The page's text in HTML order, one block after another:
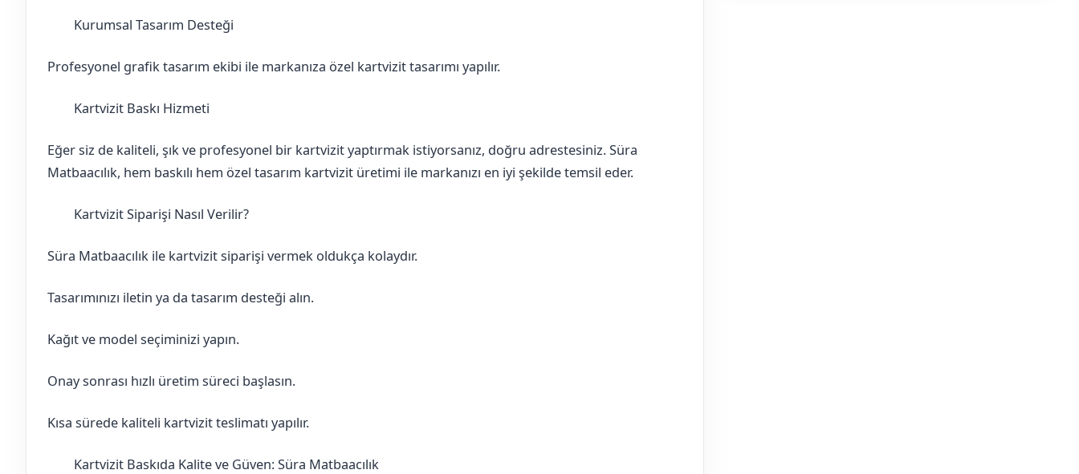
Kurumsal Tasarım Desteği
Profesyonel grafik tasarım ekibi ile markanıza özel kartvizit tasarımı yapılır.
Kartvizit Baskı Hizmeti
Eğer siz de kaliteli, şık ve profesyonel bir kartvizit yaptırmak istiyorsanız, doğru adrestesiniz. Süra
Matbaacılık, hem baskılı hem özel tasarım kartvizit üretimi ile markanızı en iyi şekilde temsil eder.
Kartvizit Siparişi Nasıl Verilir?
Süra Matbaacılık ile kartvizit siparişi vermek oldukça kolaydır.
Tasarımınızı iletin ya da tasarım desteği alın.
Kağıt ve model seçiminizi yapın.
Onay sonrası hızlı üretim süreci başlasın.
Kısa sürede kaliteli kartvizit teslimatı yapılır.
Kartvizit Baskıda Kalite ve Güven: Süra Matbaacılık